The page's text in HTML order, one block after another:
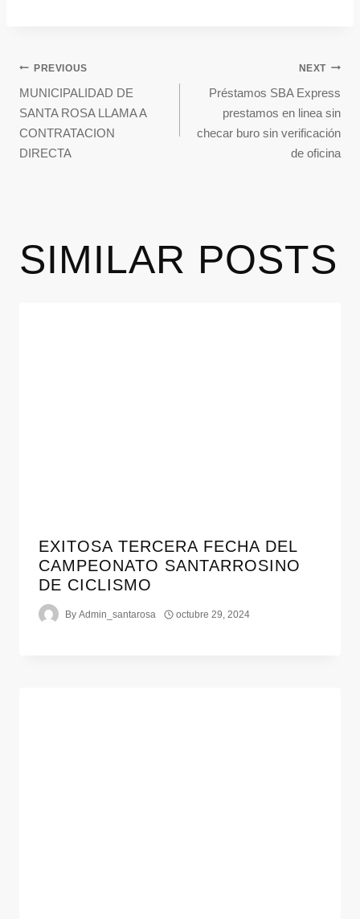
PREVIOUS
MUNICIPALIDAD DE
SANTA ROSA LLAMA A
CONTRATACION
DIRECTA
NEXT
Préstamos SBA Express
prestamos en linea sin
checar buro sin verificación
de oficina
SIMILAR POSTS
EXITOSA TERCERA FECHA DEL
CAMPEONATO SANTARROSINO
DE CICLISMO
By Admin_santarosa octubre 29, 2024